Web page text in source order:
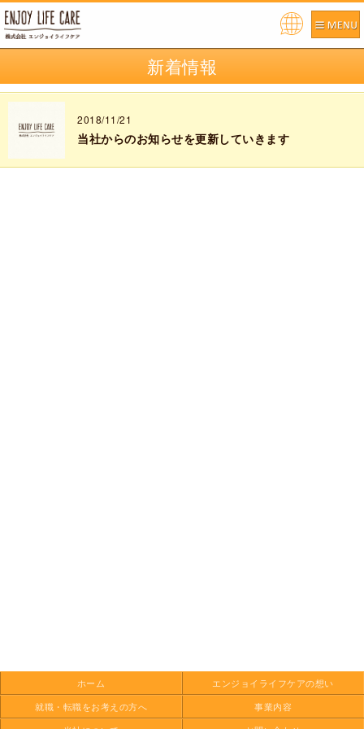
新着情報
2018/11/21
当社からのお知らせを更新していきます
ホーム エンジョイ ライフケアの想い
就職・転職をお考えの方へ
事業内容